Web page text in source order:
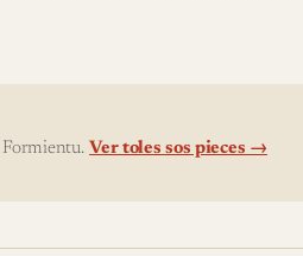
Ver toles sos pieces →